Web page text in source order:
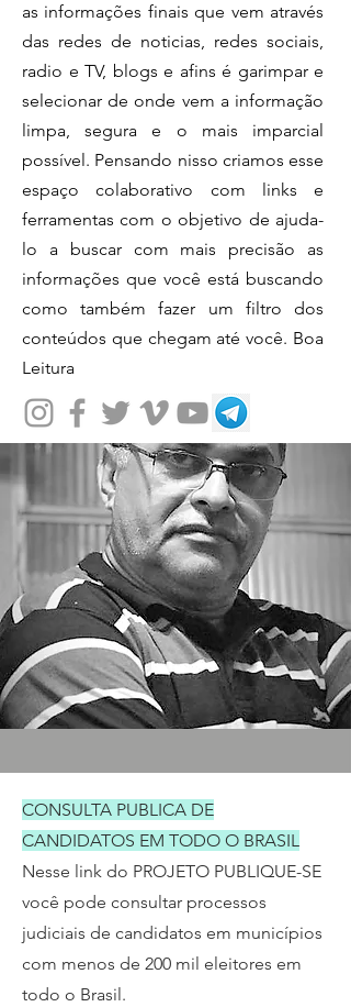
as informações finais que vem através
das redes de noticias, redes sociais,
radio e TV, blogs e afins é garimpar e
selecionar de onde vem a informação
limpa, segura e o mais imparcial
possível. Pensando nisso criamos esse
espaço colaborativo com links e
ferramentas com o objetivo de ajuda-
lo a buscar com mais precisão as
informações que você está buscando
como também fazer um filtro dos
conteúdos que chegam até você. Boa
Leitura
CONSULTA PUBLICA DE
CANDIDATOS EM TODO O BRASIL
Nesse link do PROJETO PUBLIQUE-SE
você pode consultar processos
judiciais de candidatos em municípios
com menos de 200 mil eleitores em
todo o Brasil.